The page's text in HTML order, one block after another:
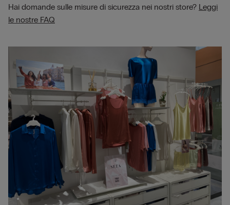
Hai domande sulle misure di sicurezza nei nostri store? Leggi
le nostre FAQ